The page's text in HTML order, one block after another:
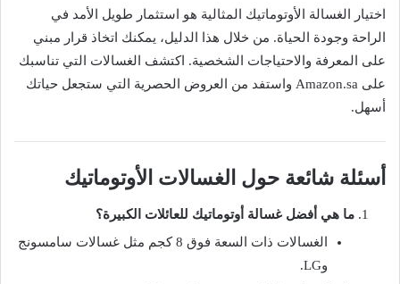
اختيار الغسالة الأوتوماتيك المثالية هو استثمار طويل الأمد في
الراحة وجودة الحياة. من خلال هذا الدليل، يمكنك اتخاذ قرار مبني
على المعرفة والاحتياجات الشخصية. اكتشف الغسالات التي تناسبك
على Amazon.sa واستفد من العروض الحصرية التي ستجعل حياتك
أسهل.
أسئلة شائعة حول الغسالات الأوتوماتيك
ما هي أفضل غسالة أوتوماتيك للعائلات الكبيرة؟
الغسالات ذات السعة فوق 8 كجم مثل غسالات سامسونج
وLG.